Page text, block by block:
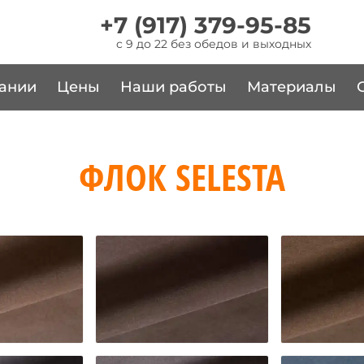
+7 (917) 379-95-85
c 9 до 22 без обедов и выходных
Цены Наши работы Материалы
ФЛОК SELESTA